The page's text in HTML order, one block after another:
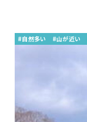
#自然多い #山が近い